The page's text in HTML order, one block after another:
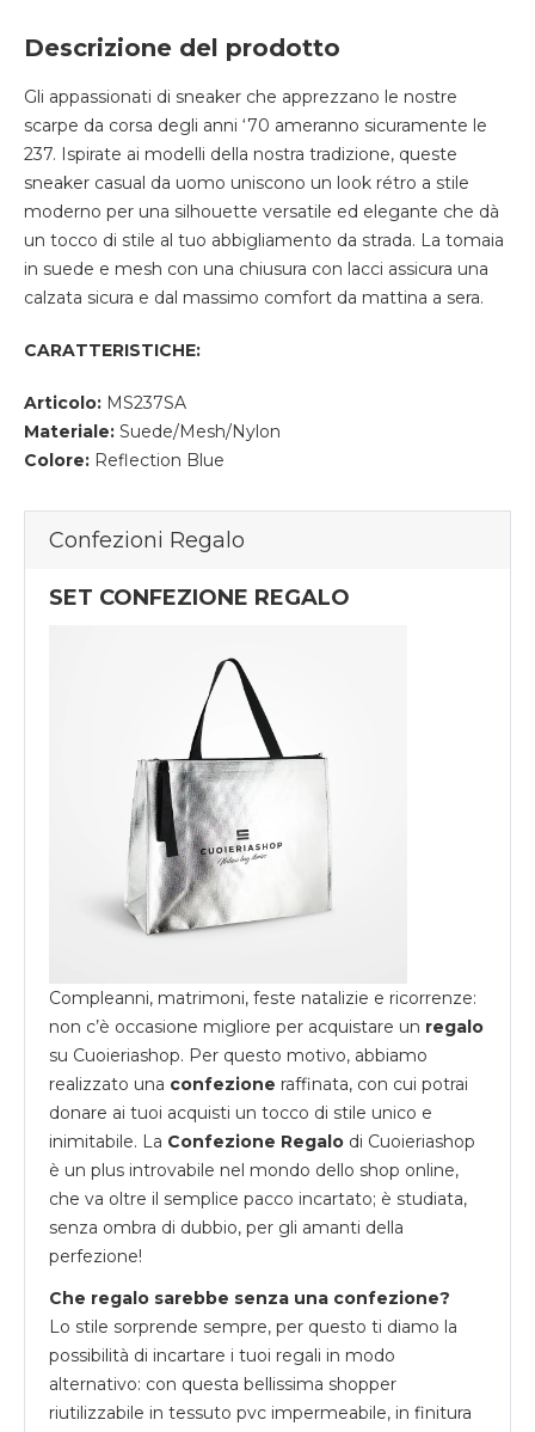
Descrizione del prodotto
Gli appassionati di sneaker che apprezzano le nostre
scarpe da corsa degli anni ‘70 ameranno sicuramente le
237. Ispirate ai modelli della nostra tradizione, queste
sneaker casual da uomo uniscono un look rétro a stile
moderno per una silhouette versatile ed elegante che dà
un tocco di stile al tuo abbigliamento da strada. La tomaia
in suede e mesh con una chiusura con lacci assicura una
calzata sicura e dal massimo comfort da mattina a sera.
CARATTERISTICHE:
Articolo: MS237SA
Materiale: Suede/Mesh/Nylon
Colore: Reflection Blue
Confezioni Regalo
SET CONFEZIONE REGALO
Compleanni, matrimoni, feste natalizie e ricorrenze:
non c’è occasione migliore per acquistare un regalo
su Cuoieriashop. Per questo motivo, abbiamo
realizzato una confezione raffinata, con cui potrai
donare ai tuoi acquisti un tocco di stile unico e
inimitabile. La Confezione Regalo di Cuoieriashop
è un plus introvabile nel mondo dello shop online,
che va oltre il semplice pacco incartato; è studiata,
senza ombra di dubbio, per gli amanti della
perfezione!
Che regalo sarebbe senza una confezione?
Lo stile sorprende sempre, per questo ti diamo la
possibilità di incartare i tuoi regali in modo
alternativo: con questa bellissima shopper
riutilizzabile in tessuto pvc impermeabile, in finitura